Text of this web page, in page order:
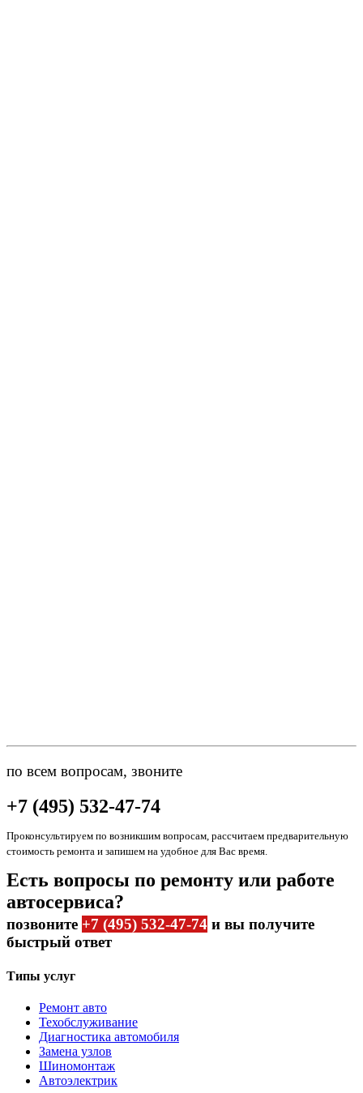
по всем вопросам, звоните
+7 (495) 532-47-74
Проконсультируем по возникшим вопросам, рассчитаем предварительную
стоимость ремонта и запишем на удобное для Вас время.
Есть вопросы по ремонту или работе
автосервиса?
позвоните +7 (495) 532-47-74 и вы получите
быстрый ответ
Типы услуг
Ремонт авто
Техобслуживание
Диагностика автомобиля
Замена узлов
Шиномонтаж
Автоэлектрик